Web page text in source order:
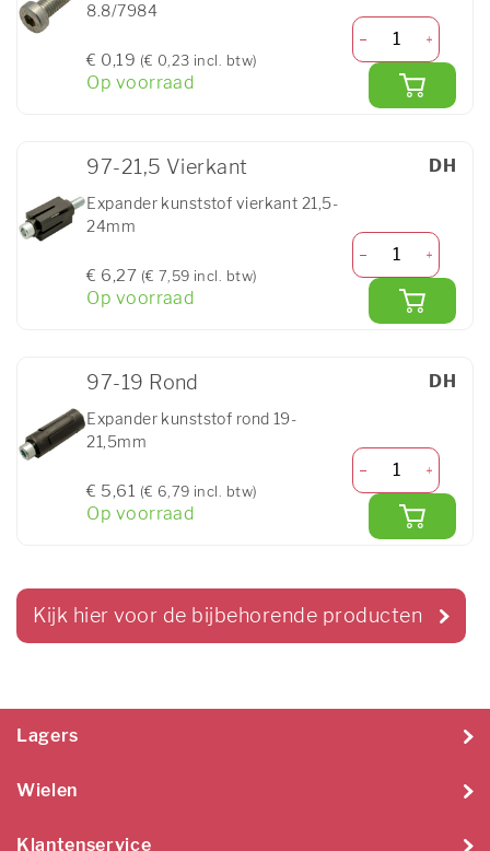
8.8/7984
€ 0,19 (€ 0,23 incl. btw)
Op voorraad
DH
97-21,5 Vierkant
Expander kunststof vierkant 21,5-
24mm
€ 6,27 (€ 7,59 incl. btw)
Op voorraad
DH
97-19 Rond
Expander kunststof rond 19-
21,5mm
€ 5,61 (€ 6,79 incl. btw)
Op voorraad
Kijk hier voor de bijbehorende producten
Lagers
Wielen
Klantenservice